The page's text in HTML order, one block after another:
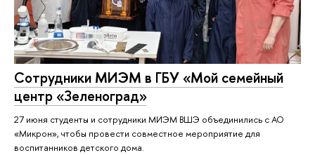
Сотрудники МИЭМ в ГБУ «Мой семейный
центр «Зеленоград»
27 июня студенты и сотрудники МИЭМ ВШЭ объединились с АО
«Микрон», чтобы провести совместное мероприятие для
воспитанников детского дома.